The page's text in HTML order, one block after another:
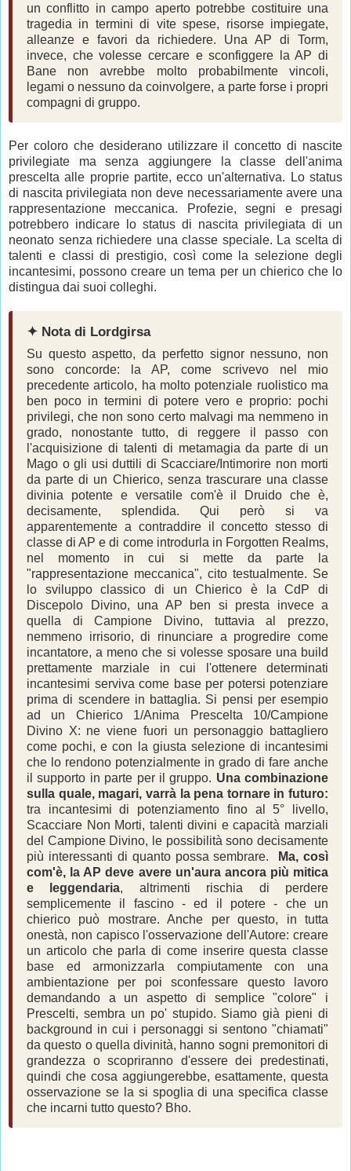
un conflitto in campo aperto potrebbe costituire una
tragedia in termini di vite spese, risorse impiegate,
alleanze e favori da richiedere. Una AP di Torm,
invece, che volesse cercare e sconfiggere la AP di
Bane non avrebbe molto probabilmente vincoli,
legami o nessuno da coinvolgere, a parte forse i propri
compagni di gruppo.
Per coloro che desiderano utilizzare il concetto di nascite
privilegiate ma senza aggiungere la classe dell'anima
prescelta alle proprie partite, ecco un'alternativa. Lo status
di nascita privilegiata non deve necessariamente avere una
rappresentazione meccanica. Profezie, segni e presagi
potrebbero indicare lo status di nascita privilegiata di un
neonato senza richiedere una classe speciale. La scelta di
talenti e classi di prestigio, così come la selezione degli
incantesimi, possono creare un tema per un chierico che lo
distingua dai suoi colleghi.
✦ Nota di Lordgirsa
Su questo aspetto, da perfetto signor nessuno, non
sono concorde: la AP, come scrivevo nel mio
precedente articolo, ha molto potenziale ruolistico ma
ben poco in termini di potere vero e proprio: pochi
privilegi, che non sono certo malvagi ma nemmeno in
grado, nonostante tutto, di reggere il passo con
l'acquisizione di talenti di metamagia da parte di un
Mago o gli usi duttili di Scacciare/Intimorire non morti
da parte di un Chierico, senza trascurare una classe
divinia potente e versatile com'è il Druido che è,
decisamente, splendida. Qui però si va
apparentemente a contraddire il concetto stesso di
classe di AP e di come introdurla in Forgotten Realms,
nel momento in cui si mette da parte la
"rappresentazione meccanica", cito testualmente. Se
lo sviluppo classico di un Chierico è la CdP di
Discepolo Divino, una AP ben si presta invece a
quella di Campione Divino, tuttavia al prezzo,
nemmeno irrisorio, di rinunciare a progredire come
incantatore, a meno che si volesse sposare una build
prettamente marziale in cui l'ottenere determinati
incantesimi serviva come base per potersi potenziare
prima di scendere in battaglia. Si pensi per esempio
ad un Chierico 1/Anima Prescelta 10/Campione
Divino X: ne viene fuori un personaggio battagliero
come pochi, e con la giusta selezione di incantesimi
che lo rendono potenzialmente in grado di fare anche
il supporto in parte per il gruppo. Una combinazione
sulla quale, magari, varrà la pena tornare in futuro:
tra incantesimi di potenziamento fino al 5° livello,
Scacciare Non Morti, talenti divini e capacità marziali
del Campione Divino, le possibilità sono decisamente
più interessanti di quanto possa sembrare.
Ma, così
com'è, la AP deve avere un'aura ancora più mitica
e leggendaria, altrimenti rischia di perdere
semplicemente il fascino - ed il potere - che un
chierico può mostrare. Anche per questo, in tutta
onestà, non capisco l'osservazione dell'Autore: creare
un articolo che parla di come inserire questa classe
base ed armonizzarla compiutamente con una
ambientazione per poi sconfessare questo lavoro
demandando a un aspetto di semplice "colore" i
Prescelti, sembra un po' stupido. Siamo già pieni di
background in cui i personaggi si sentono "chiamati"
da questo o quella divinità, hanno sogni premonitori di
grandezza o scopriranno d'essere dei predestinati,
quindi che cosa aggiungerebbe, esattamente, questa
osservazione se la si spoglia di una specifica classe
che incarni tutto questo? Bho.